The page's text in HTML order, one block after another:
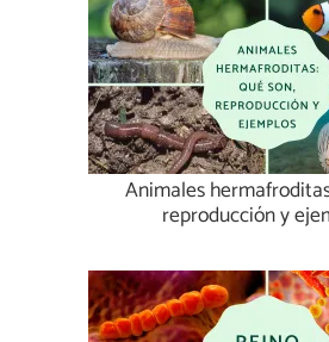
Animales
reproducción y